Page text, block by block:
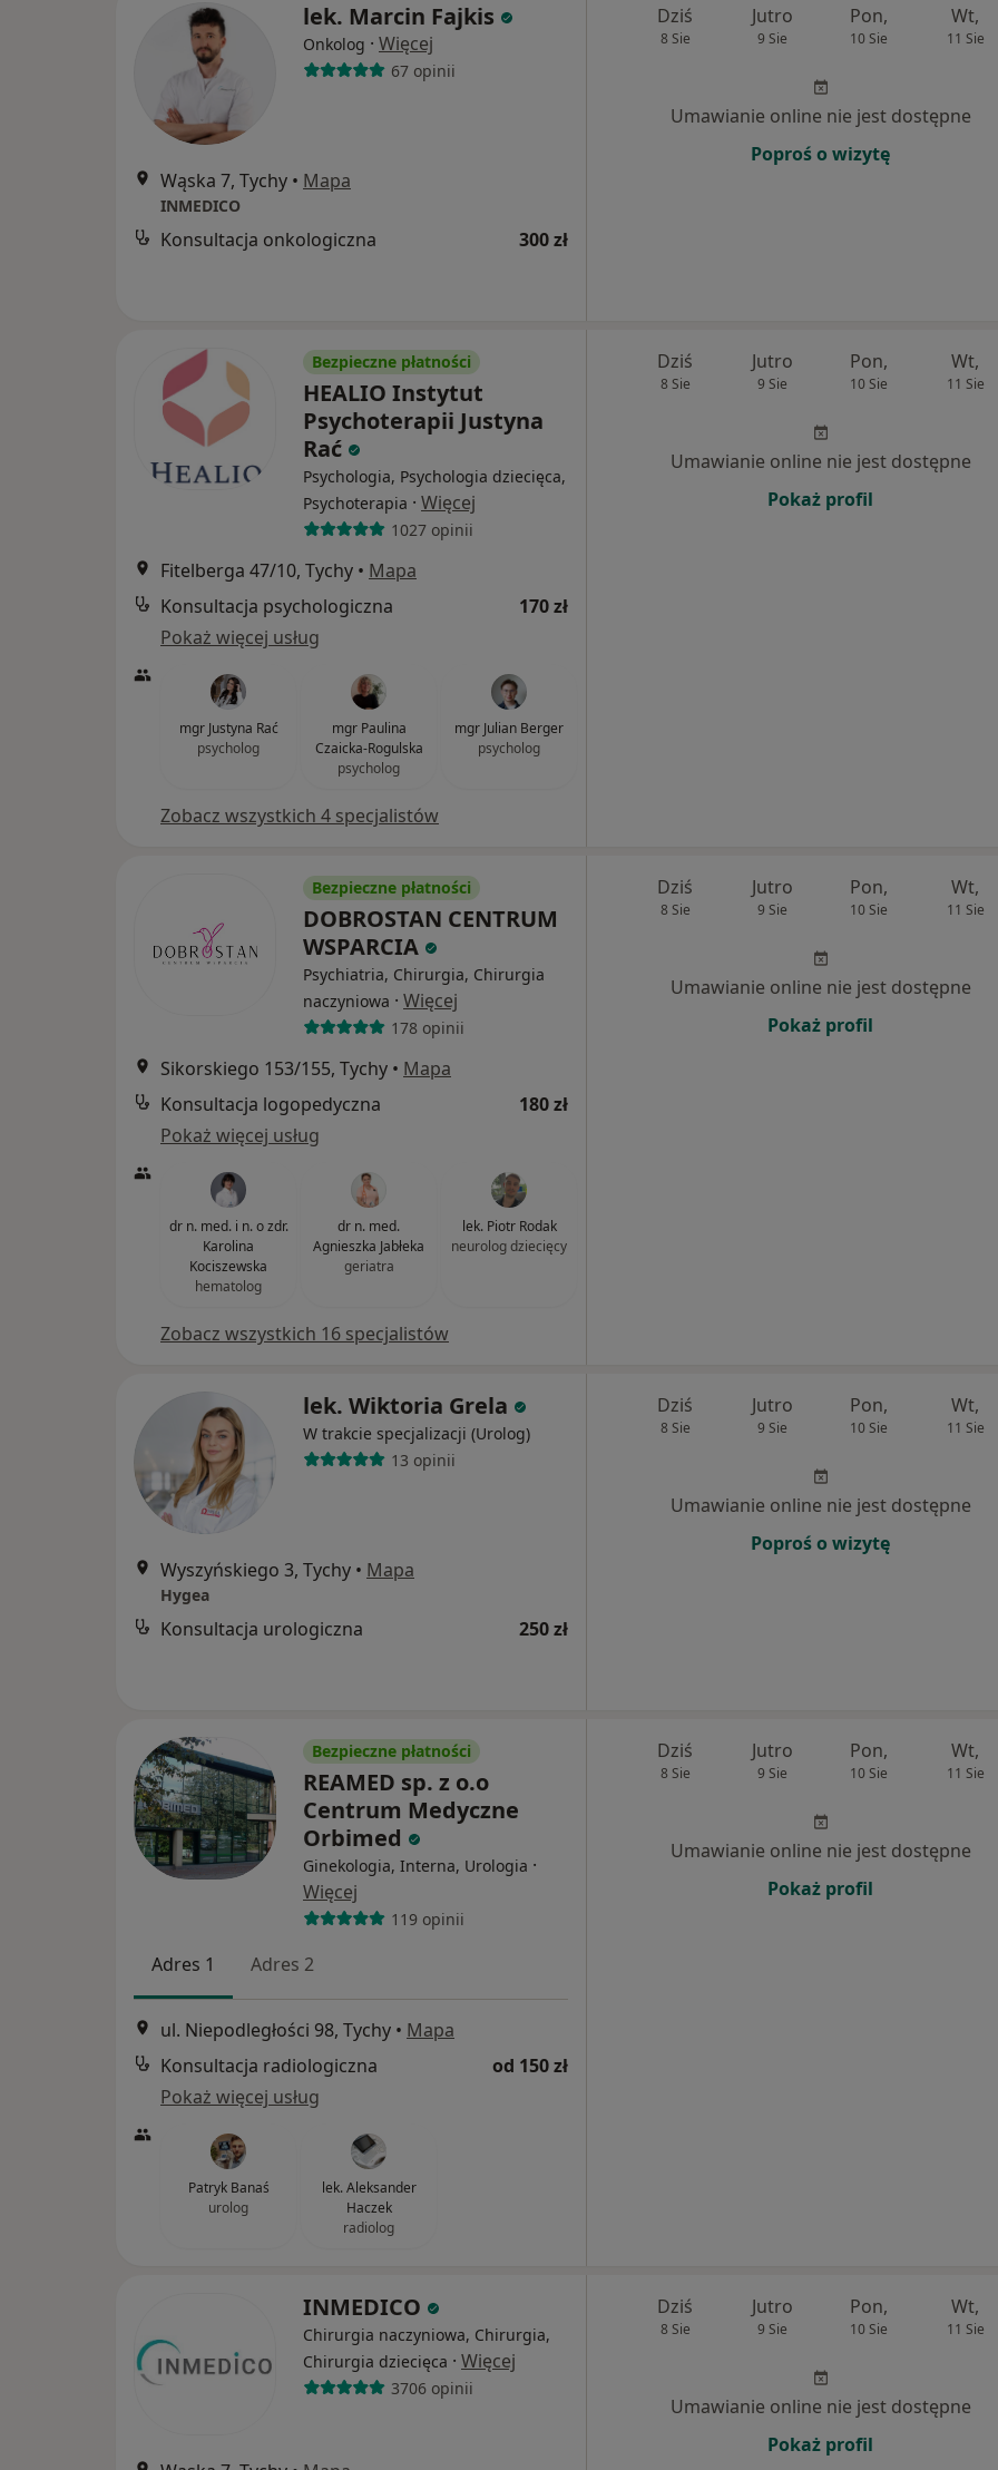
lek. Marcin Fajkis
Onkolog · Więcej
67 opinii
Wąska 7, Tychy • Mapa
INMEDICO
Konsultacja onkologiczna 300 zł
Dziś
8 Sie
Jutro
9 Sie
Pon,
10 Sie
Wt,
11 Sie
Umawianie online nie jest dostępne
Poproś o wizytę
Bezpieczne płatności
HEALIO Instytut
Psychoterapii Justyna
Rać
Psychologia, Psychologia dziecięca,
Psychoterapia · Więcej
1027 opinii
Fitelberga 47/10, Tychy • Mapa
Konsultacja psychologiczna
170 zł
Pokaż więcej usług
mgr Justyna Rać
psycholog
mgr Paulina
Czaicka-Rogulska
psycholog
mgr Julian Berger
psycholog
Zobacz wszystkich 4 specjalistów
Dziś
8 Sie
Jutro
9 Sie
Pon,
10 Sie
Wt,
11 Sie
Umawianie online nie jest dostępne
Pokaż profil
Bezpieczne płatności
DOBROSTAN CENTRUM
WSPARCIA
Psychiatria, Chirurgia, Chirurgia
naczyniowa · Więcej
178 opinii
Sikorskiego 153/155, Tychy • Mapa
Konsultacja logopedyczna
180 zł
Pokaż więcej usług
dr n. med. i n. o zdr.
Karolina
Kociszewska
hematolog
dr n. med.
Agnieszka Jabłeka
geriatra
lek. Piotr Rodak
neurolog dziecięcy
Zobacz wszystkich 16 specjalistów
Dziś
8 Sie
Jutro
9 Sie
Pon,
10 Sie
Wt,
11 Sie
Umawianie online nie jest dostępne
Pokaż profil
lek. Wiktoria Grela
W trakcie specjalizacji (Urolog)
13 opinii
Wyszyńskiego 3, Tychy • Mapa
Hygea
Konsultacja urologiczna 250 zł
Dziś
8 Sie
Jutro
9 Sie
Pon,
10 Sie
Wt,
11 Sie
Umawianie online nie jest dostępne
Poproś o wizytę
Bezpieczne płatności
REAMED sp. z o.o
Centrum Medyczne
Orbimed
Ginekologia, Interna, Urologia ·
Więcej
119 opinii
Adres 1 Adres 2
ul. Niepodległości 98, Tychy • Mapa
Konsultacja radiologiczna
od 150 zł
Pokaż więcej usług
Patryk Banaś
urolog
lek. Aleksander
Haczek
radiolog
Dziś
8 Sie
Jutro
9 Sie
Pon,
10 Sie
Wt,
11 Sie
Umawianie online nie jest dostępne
Pokaż profil
INMEDICO
Chirurgia naczyniowa, Chirurgia,
Chirurgia dziecięca · Więcej
3706 opinii
Dziś
8 Sie
Jutro
9 Sie
Pon,
10 Sie
Wt,
11 Sie
Umawianie online nie jest dostępne
Pokaż profil